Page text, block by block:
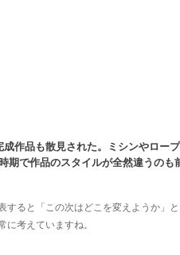
作品も散見された。ミシンやロー
期で作品のスタイルが全然違うのも
ると「この次はどこを変えようか」
考えていますね。